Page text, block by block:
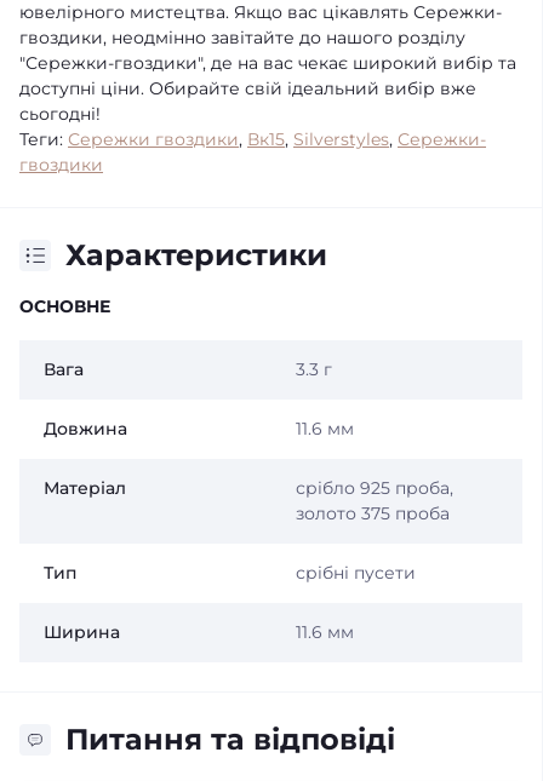
ювелірного мистецтва. Якщо вас цікавлять Сережки-
гвоздики, неодмінно завітайте до нашого розділу
"Сережки-гвоздики", де на вас чекає широкий вибір та
доступні ціни. Обирайте свій ідеальний вибір вже
сьогодні!
Теги: Сережки гвоздики, Вк15, Silverstyles, Сережки-
гвоздики
Характеристики
ОСНОВНЕ
Вага 3.3 г
Довжина 11.6 мм
Матеріал
срібло 925 проба,
золото 375 проба
Тип срібні пусети
Ширина 11.6 мм
Питання та відповіді